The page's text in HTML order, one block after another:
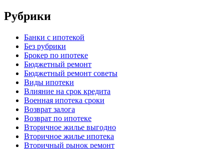
Рубрики
Банки с ипотекой
Без рубрики
Брокер по ипотеке
Бюджетный ремонт
Бюджетный ремонт советы
Виды ипотеки
Влияние на срок кредита
Военная ипотека сроки
Возврат залога
Возврат по ипотеке
Вторичное жилье выгодно
Вторичное жилье ипотека
Вторичный рынок ремонт